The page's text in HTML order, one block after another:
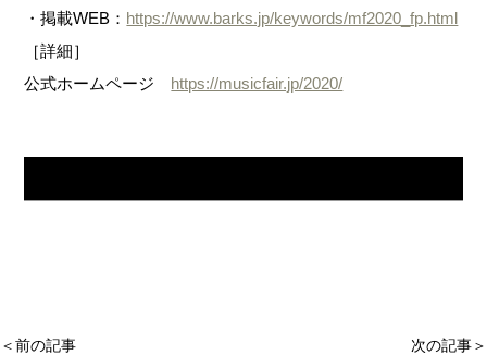
・掲載WEB： https://www.barks.jp/keywords/mf2020_fp.html
［詳細］
公式ホームページ https://musicfair.jp/2020/
＜前の記事 次の記事＞